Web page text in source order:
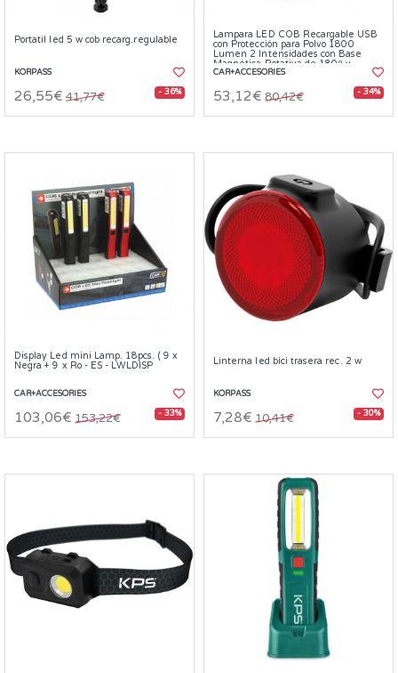
Portatil led 5 w cob recarg.regulable
KORPASS
26,55€ 41,77€ - 36%
Lampara LED COB Recargable USB
con Protección para Polvo 1800
Lumen 2 Intensidades con Base
Magnética Rotativa de 180º y
Gancho
CAR+ACCESORIES
53,12€ 80,42€ - 34%
Display Led mini Lamp. 18pcs. ( 9 x
Negra + 9 x Ro - ES - LWLDISP
CAR+ACCESORIES
103,06€ 153,22€ - 33%
Linterna led bici trasera rec. 2 w
KORPASS
7,28€ 10,41€ - 30%